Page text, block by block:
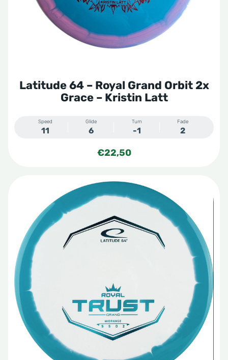
Latitude 64 – Royal Grand Orbit 2x
Grace – Kristin Latt
Speed
11
Glide
6
Turn
-1
Fade
2
€22,50